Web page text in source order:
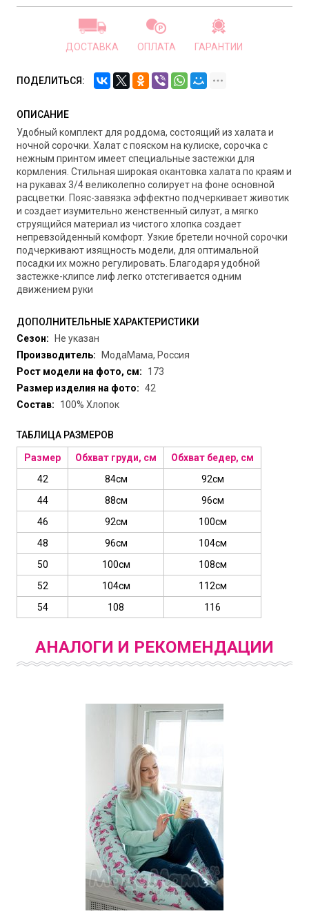
ДОСТАВКА ОПЛАТА ГАРАНТИИ
ПОДЕЛИТЬСЯ:
ОПИСАНИЕ
Удобный комплект для роддома, состоящий из халата и
ночной сорочки. Халат с пояском на кулиске, сорочка с
нежным принтом имеет специальные застежки для
кормления. Стильная широкая окантовка халата по краям и
на рукавах 3/4 великолепно солирует на фоне основной
расцветки. Пояс-завязка эффектно подчеркивает животик
и создает изумительно женственный силуэт, а мягко
струящийся материал из чистого хлопка создает
непревзойденный комфорт. Узкие бретели ночной сорочки
подчеркивают изящность модели, для оптимальной
посадки их можно регулировать. Благодаря удобной
застежке-клипсе лиф легко отстегивается одним
движением руки
ДОПОЛНИТЕЛЬНЫЕ ХАРАКТЕРИСТИКИ
Сезон:
Не указан
Производитель:
МодаМама, Россия
Рост модели на фото, см:
173
Размер изделия на фото: 42
Состав:
100% Хлопок
ТАБЛИЦА РАЗМЕРОВ
Размер Обхват груди, см
Обхват бедер, см
42
84см
92см
44
88см
96см
46
92см
100см
48
96см
104см
50
100см
108см
52
104см
112см
54
108 116
АНАЛОГИ И РЕКОМЕНДАЦИИ